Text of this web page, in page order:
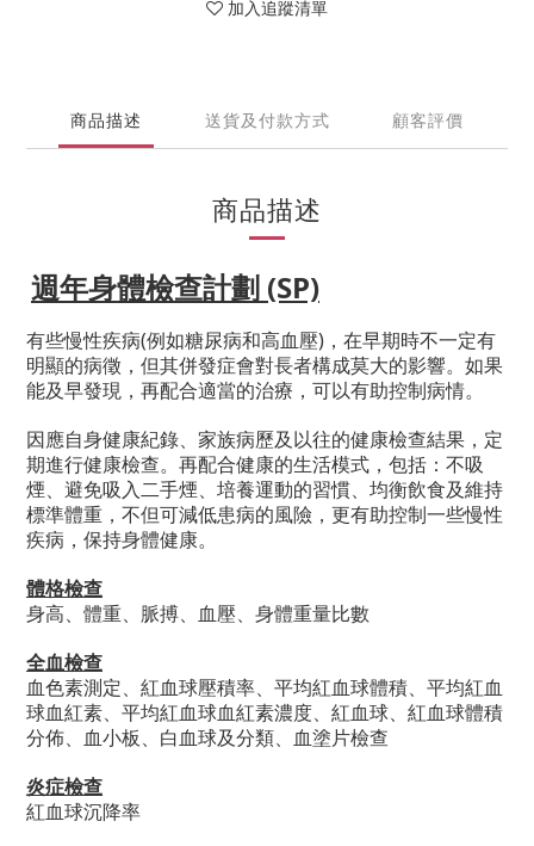
加入追蹤清單
商品描述 送貨及付款方式 顧客評價
商品描述
週年身體檢查計劃 (SP)
有些慢性疾病(例如糖尿病和高血壓)，在早期時不一定有
明顯的病徵，但其併發症會對長者構成莫大的影響。如果
能及早發現，再配合適當的治療，可以有助控制病情。
因應自身健康紀錄、家族病歷及以往的健康檢查結果，定
期進行健康檢查。再配合健康的生活模式，包括：不吸
煙、避免吸入二手煙、培養運動的習慣、均衡飲食及維持
標準體重，不但可減低患病的風險，更有助控制一些慢性
疾病，保持身體健康。
體格檢查
身高、體重、脈搏、血壓、身體重量比數
全血檢查
血色素測定、紅血球壓積率、平均紅血球體積、平均紅血
球血紅素、平均紅血球血紅素濃度、紅血球、紅血球體積
分佈、血小板、白血球及分類、血塗片檢查
炎症檢查
紅血球沉降率